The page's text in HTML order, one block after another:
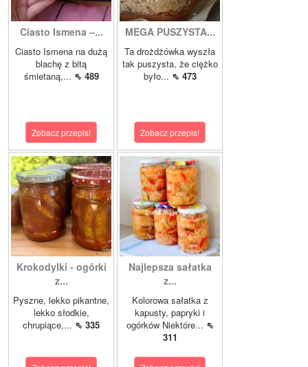
Ciasto Ismena –...
Ciasto Ismena na dużą
blachę z bitą
śmietaną,... ⇖ 489
Zobacz przepis!
MEGA PUSZYSTA...
Ta drożdżówka wyszła
tak puszysta, że ciężko
było... ⇖ 473
Zobacz przepis!
Krokodylki - ogórki
z...
Pyszne, lekko pikantne,
lekko słodkie,
chrupiące,... ⇖ 335
Najlepsza sałatka
z...
Kolorowa sałatka z
kapusty, papryki i
ogórków Niektóre... ⇖
311